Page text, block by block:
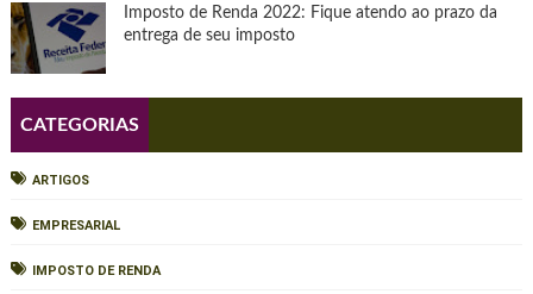
Imposto de Renda 2022: Fique atendo ao prazo da
entrega de seu imposto
CATEGORIAS
ARTIGOS
EMPRESARIAL
IMPOSTO DE RENDA